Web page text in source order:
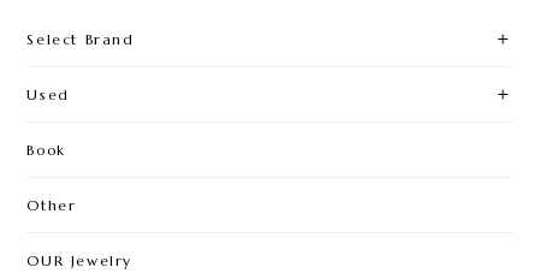
Select Brand
Used
Book
Other
OUR Jewelry